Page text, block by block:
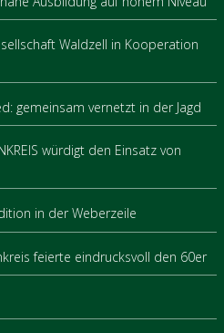
Waldzell in Kooperation
gemeinsam vernetzt in der Jagd
würdigt den Einsatz von
in der Weberzeile
feierte eindrucksvoll den 60er